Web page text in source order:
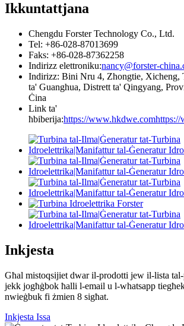
Ikkuntattjana
Chengdu Forster Technology Co., Ltd.
Tel: +86-028-87013699
Faks: +86-028-87362258
Indirizz elettroniku:nancy@forster-
Indirizz: Bini Nru 4, Zhongtie, Xicheng,
ta' Guanghua, Distrett ta' Qingyang,
Ċina
Link ta'
ħbiberija:https://www.hkdwe.comhttps://
Inkjesta
Għal mistoqsijiet dwar il-prodotti jew il-lista
jekk jogħġbok ħalli l-email u l-whatsapp
nwieġbuk fi żmien 8 sigħat.
Inkjesta Issa